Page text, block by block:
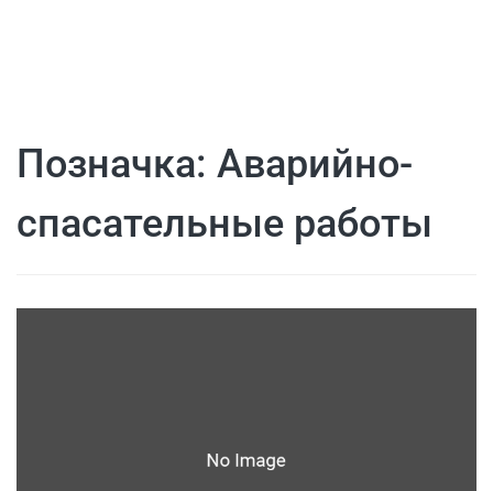
Позначка: Аварийно-
спасательные работы